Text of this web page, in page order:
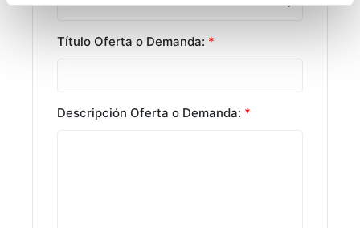
Título Oferta o Demanda: *
Descripción Oferta o Demanda: *